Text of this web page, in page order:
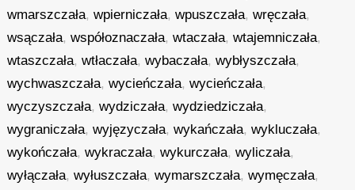
wmarszczała,wpierniczała,wpuszczała,wręczała,
wsączała,współoznaczała,wtaczała,wtajemniczała,
wtaszczała,wtłaczała,wybaczała,wybłyszczała,
wychwaszczała,wycieńczała,wycieńczała,
wyczyszczała,wydziczała,wydziedziczała,
wygraniczała,wyjęzyczała,wykańczała,wykluczała,
wykończała,wykraczała,wykurczała,wyliczała,
wyłączała,wyłuszczała,wymarszczała,wymęczała,